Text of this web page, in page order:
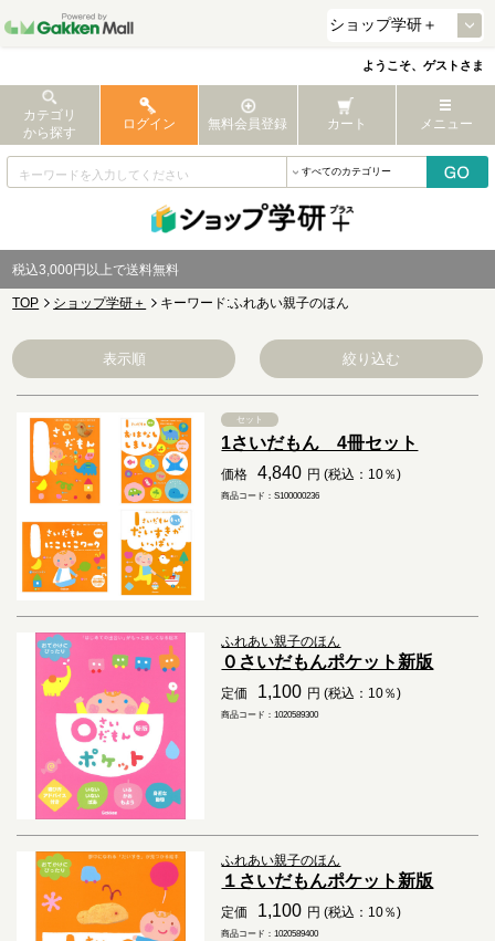
ようこそ、ゲストさま
カテゴリ
から探す
ログイン 無料会員登録 カート メニュー
税込3,000円以上で送料無料
TOP ショップ学研＋ キーワード:ふれあい親子のほん
表示順 絞り込む
セット
1さいだもん 4冊セット
価格 4,840 円 (税込：10％)
商品コード：S100000236
ふれあい親子のほん
０さいだもんポケット新版
定価 1,100 円 (税込：10％)
商品コード：1020589300
ふれあい親子のほん
１さいだもんポケット新版
定価 1,100 円 (税込：10％)
商品コード：1020589400